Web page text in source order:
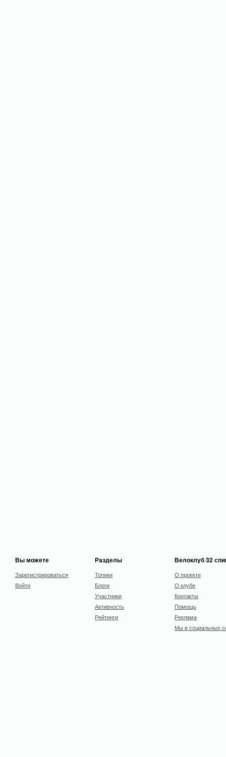
Вы можете
Зарегистрироваться
Войти
Разделы
Топики
Блоги
Участники
Активность
Рейтинги
Велоклуб 32
О проекте
О клубе
Контакты
Помощь
Реклама
Мы в социальных